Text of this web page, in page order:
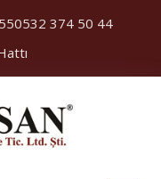
0532 374 50 44